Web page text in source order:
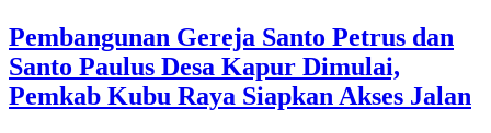
Pembangunan Gereja Santo Petrus dan
Santo Paulus Desa Kapur Dimulai,
Pemkab Kubu Raya Siapkan Akses Jalan